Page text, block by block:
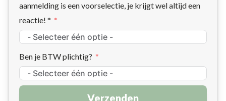
aanmelding is een voorselectie, je krijgt wel altijd een
reactie! *
Ben je BTW plichtig?
Verzenden